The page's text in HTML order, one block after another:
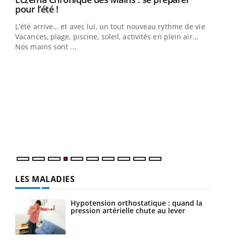
pour l’été !Youtube
L'été arrive… et avec lui, un tout nouveau rythme de vie !
Vacances, plage, piscine, soleil, activités en plein air…
Nos mains sont ...
Le Ramadan approche, et, pour de nombreuses
personnes atteintes de diabète, c'est une période de
questions, de défis, mais ...
LES MALADIES
Hypotension orthostatique : quand la
pression artérielle chute au lever